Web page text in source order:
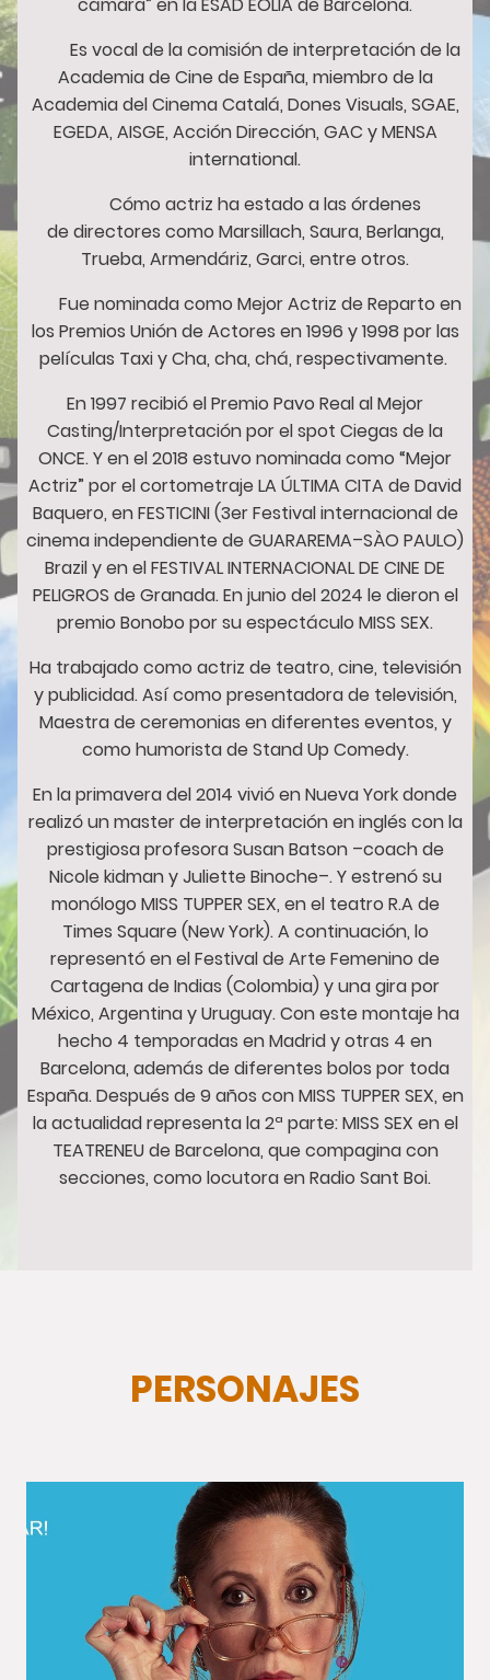
cámara” en la ESAD EOLIA de Barcelona.
Es vocal de la comisión de interpretación de la
Academia de Cine de España, miembro de la
Academia del Cinema Catalá, Dones Visuals, SGAE,
EGEDA, AISGE, Acción Dirección, GAC y MENSA
international.
Cómo actriz ha estado a las órdenes
de directores como Marsillach, Saura, Berlanga,
Trueba, Armendáriz, Garci, entre otros.
Fue nominada como Mejor Actriz de Reparto en
los Premios Unión de Actores en 1996 y 1998 por las
películas Taxi y Cha, cha, chá, respectivamente.
En 1997 recibió el Premio Pavo Real al Mejor
Casting/Interpretación por el spot Ciegas de la
ONCE. Y en el 2018 estuvo nominada como “Mejor
Actriz” por el cortometraje LA ÚLTIMA CITA de David
Baquero, en FESTICINI (3er Festival internacional de
cinema independiente de GUARAREMA–SÀO PAULO)
Brazil y en el FESTIVAL INTERNACIONAL DE CINE DE
PELIGROS de Granada. En junio del 2024 le dieron el
premio Bonobo por su espectáculo MISS SEX.
Ha trabajado como actriz de teatro, cine, televisión
y publicidad. Así como presentadora de televisión,
Maestra de ceremonias en diferentes eventos, y
como humorista de Stand Up Comedy.
En la primavera del 2014 vivió en Nueva York donde
realizó un master de interpretación en inglés con la
prestigiosa profesora Susan Batson –coach de
Nicole kidman y Juliette Binoche–. Y estrenó su
monólogo MISS TUPPER SEX, en el teatro R.A de
Times Square (New York). A continuación, lo
representó en el Festival de Arte Femenino de
Cartagena de Indias (Colombia) y una gira por
México, Argentina y Uruguay. Con este montaje ha
hecho 4 temporadas en Madrid y otras 4 en
Barcelona, además de diferentes bolos por toda
España. Después de 9 años con MISS TUPPER SEX, en
la actualidad representa la 2ª parte: MISS SEX en el
TEATRENEU de Barcelona, que compagina con
secciones, como locutora en Radio Sant Boi.
PERSONAJES